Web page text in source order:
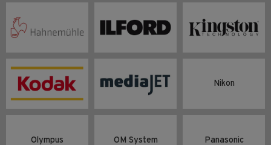
Nikon
Olympus OM System Panasonic